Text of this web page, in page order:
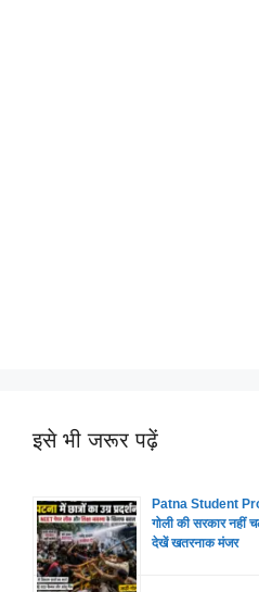
इसे भी जरूर पढ़ें
Patna Student
गोली की सरकार नहीं
देखें खतरनाक मंजर